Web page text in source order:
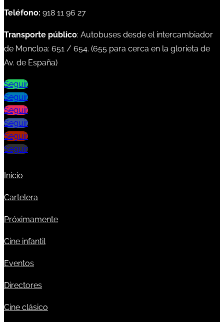
Teléfono: 918 11 96 27
Transporte público: Autobuses desde el intercambiador
de Moncloa: 651 / 654. (655 para cerca en la glorieta de
Av. de España)
Seguir
Seguir
Seguir
Seguir
Seguir
Seguir
Inicio
Cartelera
Próximamente
Cine infantil
Eventos
Directores
Cine clásico